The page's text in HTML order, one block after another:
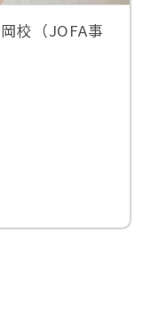
校（JOFA事